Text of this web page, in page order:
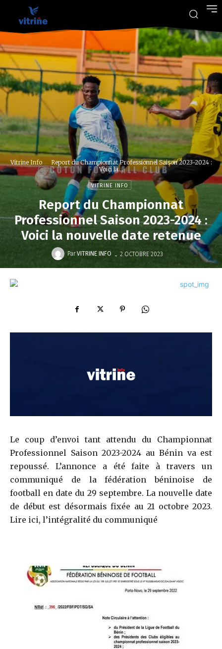
Vitrine Info
Report du Championnat Professionnel Saison 2023-2024 :
Voici la...
VITRINE INFO
Report du Championnat
Professionnel Saison 2023-2024 :
Voici la nouvelle date retenue
Par VITRINE INFO - 2 OCTOBRE 2023
Le coup d’envoi tant attendu du Championnat
Professionnel Saison 2023-2024 au Bénin va est
repoussé. L’annonce a été faite à travers un
communiqué de la fédération béninoise de
football en date du 29 septembre. La nouvelle date
de début est désormais fixée au 21 octobre 2023.
Lire ici, l’intégralité du communiqué